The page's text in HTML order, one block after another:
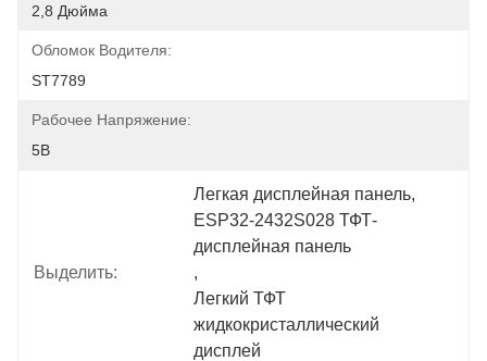
2,8 Дюйма
Обломок Водителя:
ST7789
Рабочее Напряжение:
5В
Выделить:
Легкая дисплейная панель,
ESP32-2432S028 ТФТ-
дисплейная панель
,
Легкий ТФТ
жидкокристаллический
дисплей